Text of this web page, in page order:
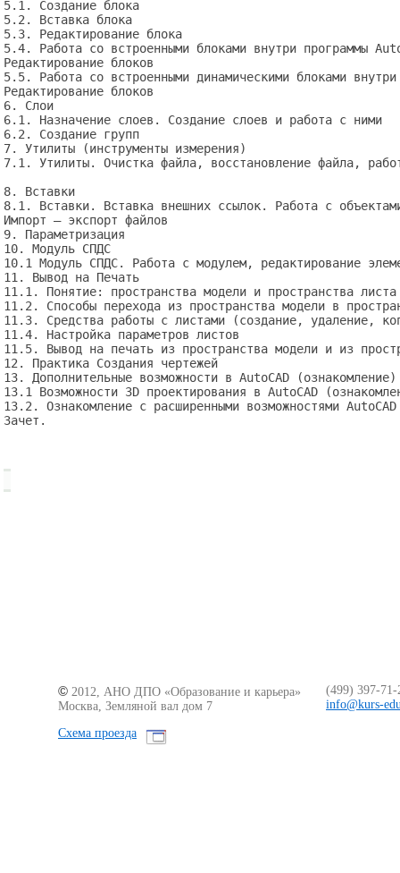
5.1. Создание блока
5.2. Вставка блока
5.3. Редактирование блока
5.4. Работа со встроенными блоками внутри программы
Редактирование блоков
5.5. Работа со встроенными динамическими блоками
Редактирование блоков
6. Слои
6.1. Назначение слоев. Создание слоев и работа с ними
6.2. Создание групп
7. Утилиты (инструменты измерения)
7.1. Утилиты. Очистка файла, восстановление файла,
8. Вставки
8.1. Вставки. Вставка внешних ссылок. Работа с
Импорт — экспорт файлов
9. Параметризация
10. Модуль СПДС
10.1 Модуль СПДС. Работа с модулем, редактирование
11. Вывод на Печать
11.1. Понятие: пространства модели и пространства
11.2. Способы перехода из пространства модели в
11.3. Средства работы с листами (создание, удаление,
11.4. Настройка параметров листов
11.5. Вывод на печать из пространства модели и из
12. Практика Создания чертежей
13. Дополнительные возможности в AutoCAD (ознакомление)
13.1 Возможности 3D проектирования в AutoCAD
13.2. Ознакомление с расширенными возможностями
Зачет.
© 2012, АНО ДПО «Образование и карьера»
Москва, Земляной вал дом 7
Схема проезда
(499) 397-71-
info@kurs-